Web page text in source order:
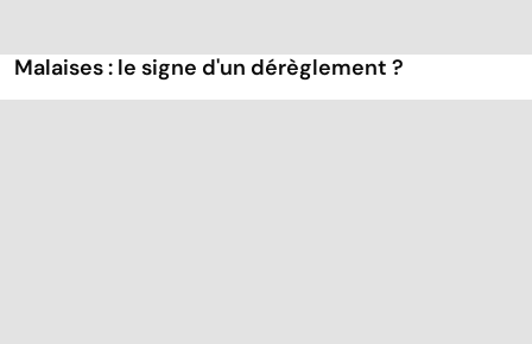
Malaises : le signe d'un dérèglement ?